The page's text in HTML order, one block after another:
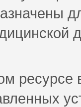
ресурсе